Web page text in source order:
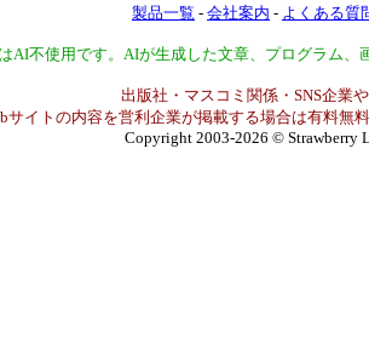
製品一覧 - 会社案内 - よくある質
AI不使用です。AIが生成した文章、プログラム
出版社・マスコミ関係・SNS企業
サイトの内容を営利企業が掲載する場合は有料無
Copyright 2003-2026 © Strawberry